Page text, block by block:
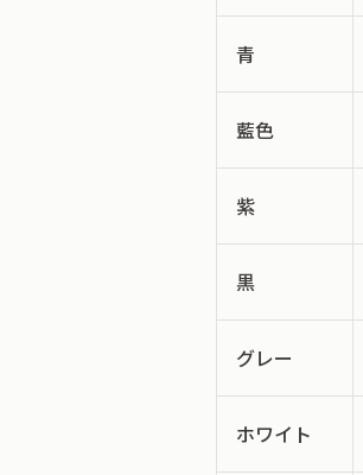
青
藍色
紫
黒
グレー
ホワイト